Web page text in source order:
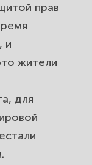
на
в
и услугу.
жителей
прав
и
жители
для